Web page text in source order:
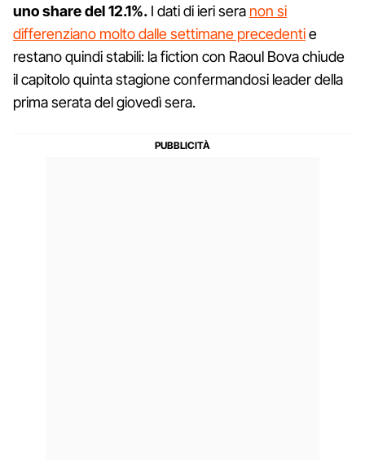
uno share del 12.1%. I dati di ieri sera non si
differenziano molto dalle settimane precedentie
restano quindi stabili: la fiction con Raoul Bova chiude
il capitolo quinta stagione confermandosi leader della
prima serata del giovedì sera.